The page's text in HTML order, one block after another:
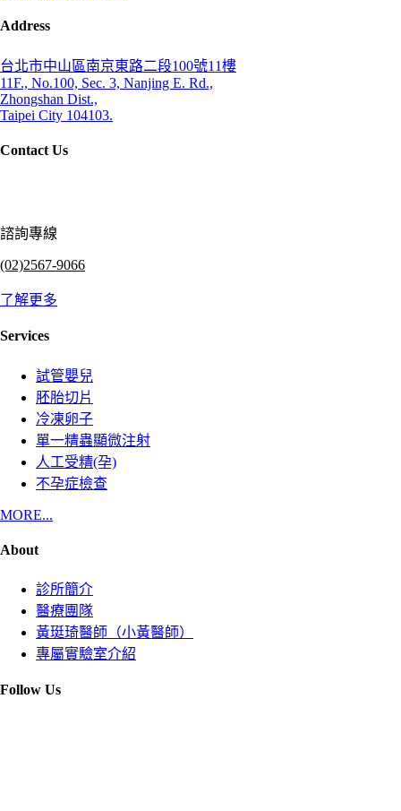
Address
台北市中山區南京東路二段100號11樓
11F., No.100, Sec. 3, Nanjing E. Rd.,
Zhongshan Dist.,
Taipei City 104103.
Contact Us
諮詢專線
(02)2567-9066
了解更多
Services
試管嬰兒
胚胎切片
冷凍卵子
單一精蟲顯微注射
人工受精(孕)
不孕症檢查
MORE...
About
診所簡介
醫療團隊
黃珽琦醫師（小黃醫師）
專屬實驗室介紹
Follow Us